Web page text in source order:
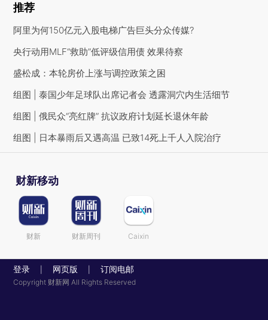
推荐
阿里为何150亿元入股电梯广告巨头分众传媒?
央行动用MLF“救助”低评级信用债 效果待察
盛松成：本轮房价上涨与调控政策之困
组图 | 泰国少年足球队出席记者会 透露洞穴内生活细节
组图 | 俄民众“亮红牌” 抗议政府计划延长退休年龄
组图 | 日本暴雨后又遇高温 已致14死上千人入院治疗
财新移动
财新 财新周刊 Caixin
登录 网页版 订阅电邮
Copyright 财新网 All Rights Reserved